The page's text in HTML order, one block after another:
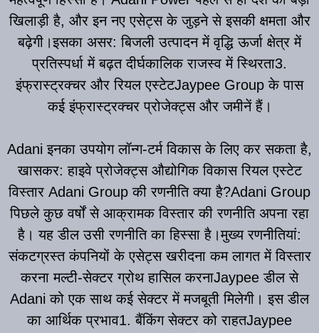
खिलाड़ी है, और इन नए एसेट्स के जुड़ने से इसकी क्षमता और
बढ़ेगी।इसका असर: बिजली उत्पादन में वृद्धि ऊर्जा क्षेत्र में
प्रतिस्पर्धा में बढ़त दीर्घकालिक राजस्व में स्थिरता3.
इंफ्रास्ट्रक्चर और रियल एस्टेटJaypee Group के पास
कई इंफ्रास्ट्रक्चर प्रोजेक्ट्स और जमीनें हैं।
Adani इनका उपयोग लॉन्ग-टर्म विकास के लिए कर सकता है,
खासकर: हाइवे प्रोजेक्ट्स औद्योगिक विकास रियल एस्टेट
विस्तार Adani Group की रणनीति क्या है?Adani Group
पिछले कुछ वर्षों से आक्रामक विस्तार की रणनीति अपना रहा
है। यह डील उसी रणनीति का हिस्सा है।मुख्य रणनीतियां:
संकटग्रस्त कंपनियों के एसेट्स खरीदना कम लागत में विस्तार
करना मल्टी-सेक्टर ग्रोथ हासिल करनाJaypee डील से
Adani को एक साथ कई सेक्टर में मजबूती मिलेगी। इस डील
का आर्थिक प्रभाव1. बैंकिंग सेक्टर को राहतJaypee